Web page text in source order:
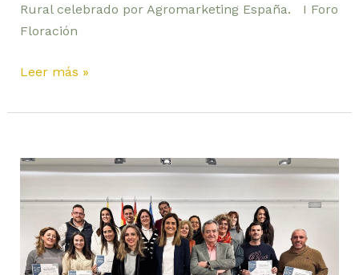
Rural celebrado por Agromarketing España. I Foro
Floración
Leer más »
CLAUSURA
FORMACIÓN
RRSS
ASOPEH